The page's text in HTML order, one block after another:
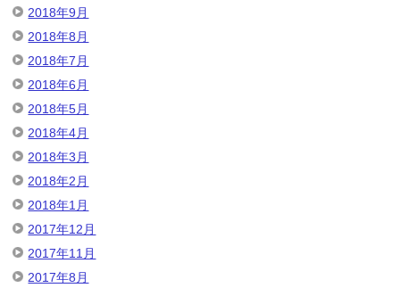
2018年9月
2018年8月
2018年7月
2018年6月
2018年5月
2018年4月
2018年3月
2018年2月
2018年1月
2017年12月
2017年11月
2017年8月